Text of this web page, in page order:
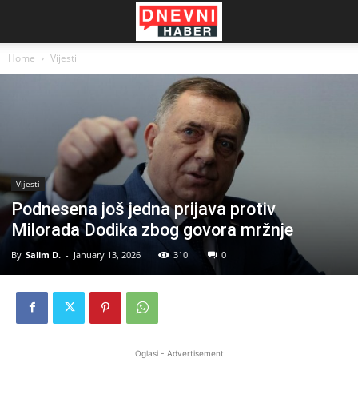
Home Vijesti
Vijesti
Podnesena još jedna prijava protiv
Milorada Dodika zbog govora mržnje
By Salim D. - January 13, 2026 310 0
Oglasi - Advertisement